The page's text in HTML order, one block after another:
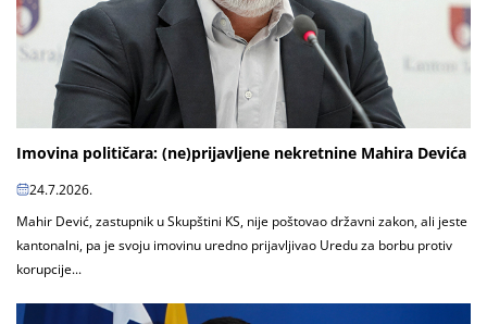
Imovina političara: (ne)prijavljene nekretnine Mahira Devića
24.7.2026.
Mahir Dević, zastupnik u Skupštini KS, nije poštovao državni zakon, ali jeste
kantonalni, pa je svoju imovinu uredno prijavljivao Uredu za borbu protiv
korupcije...